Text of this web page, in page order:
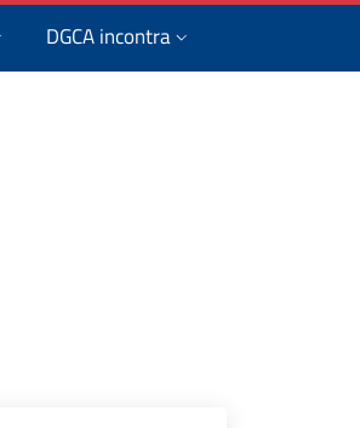
DGCA incontra